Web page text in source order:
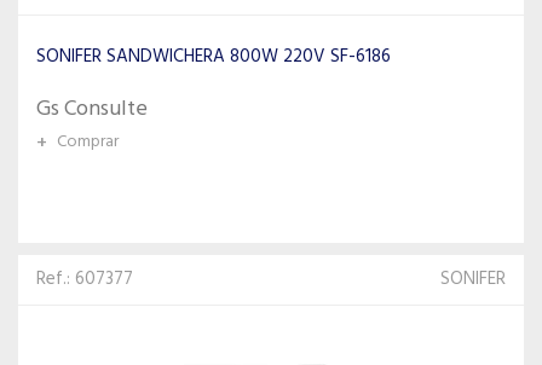
SONIFER SANDWICHERA 800W 220V SF-6186
Gs Consulte
+ Comprar
Ref.: 607377 SONIFER